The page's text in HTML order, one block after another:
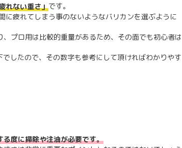
れない重さ」です。
疲れてしまう事のないようなバリカンを選ぶように
プロ用は比較的重量があるため、その面でも初心者は
したので、その数字も参考にして頂ければわかりやす
る度に掃除や注油が必要です。